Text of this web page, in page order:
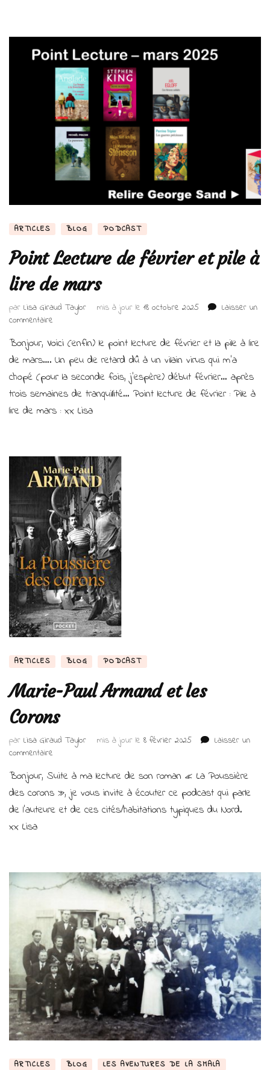
essentielles
ARTICLES BLOG PODCAST
Point Lecture de février et pile à
lire de mars
par Lisa Giraud Taylor mis à jour le 18 octobre 2025
Laisser un
commentaire
Lecture
de
février
et
pile
à
Bonjour, Voici (enfin) le point lecture de février et la pile à lire
de mars…. Un peu de retard dû à un vilain virus qui m’a
chopé (pour la seconde fois, j’espère) début février… après
trois semaines de tranquillité… Point lecture de février : Pile à
lire de mars : xx Lisa
ARTICLES BLOG PODCAST
Marie-Paul Armand et les
Corons
par Lisa Giraud Taylor mis à jour le 8 février 2025
Laisser un
commentaire
Paul
Armand
les
Bonjour, Suite à ma lecture de son roman « La Poussière
des corons », je vous invite à écouter ce podcast qui parle
de l’auteure et de ces cités/habitations typiques du Nord.
xx Lisa
ARTICLES BLOG LES AVENTURES DE LA SMALA